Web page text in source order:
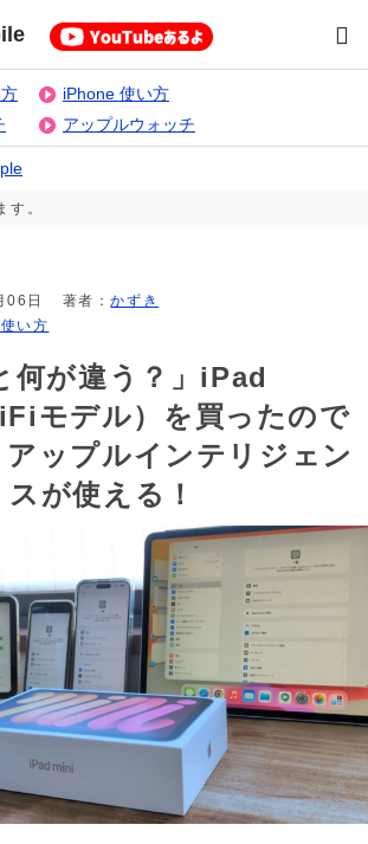
iPhone 使い方
アップルウォッチ
す。
日 著者：かずき
い方
何が違う？」iPad
モデル）を買ったので
アップルインテリジェン
スが使える！